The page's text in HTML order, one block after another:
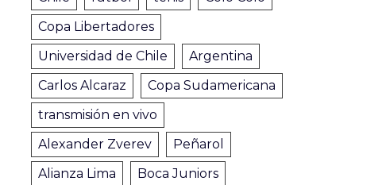
Copa Libertadores
Universidad de Chile
Argentina
Carlos Alcaraz
Copa Sudamericana
transmisión en vivo
Alexander Zverev
Peñarol
Alianza Lima
Boca Juniors